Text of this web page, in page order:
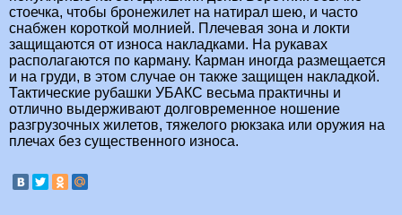
стоечка, чтобы бронежилет на натирал шею, и часто
снабжен короткой молнией. Плечевая зона и локти
защищаются от износа накладками. На рукавах
располагаются по карману. Карман иногда размещается
и на груди, в этом случае он также защищен накладкой.
Тактические рубашки УБАКС весьма практичны и
отлично выдерживают долговременное ношение
разгрузочных жилетов, тяжелого рюкзака или оружия на
плечах без существенного износа.